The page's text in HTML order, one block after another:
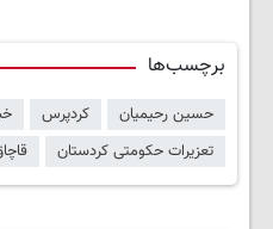
برچسب‌ها
حسین رحیمیان کردپرس
تعزیرات حکومتی کردستان